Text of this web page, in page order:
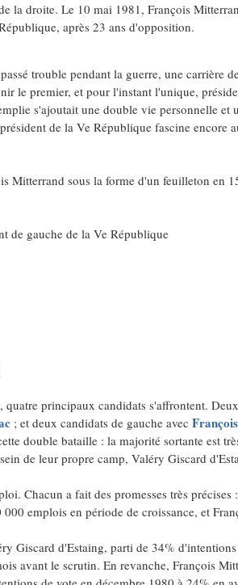
la droite. Le 10 mai 1981, François
après 23 ans d'opposition.
trouble pendant la guerre, une carrière
le premier, et pour l'instant l'unique,
s'ajoutait une double vie personnelle et
de la Ve République fascine encore
Mitterrand sous la forme d'un feuilleton en
de gauche de la Ve République
principaux candidats s'affrontent.
; et deux candidats de gauche avec
double bataille : la majorité sortante est
de leur propre camp, Valéry Giscard
Chacun a fait des promesses très précises
emplois en période de croissance, et
Giscard d'Estaing, parti de 34%
avant le scrutin. En revanche, François